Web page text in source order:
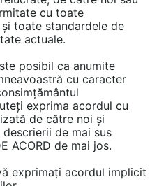
comandă
comun si
fiecare copil
comun pentru un
demers dificil, cu
la MAKEcreative si
care sa ii permita
cu toate
toate standardele de
actuale.
posibil ca anumite
cu caracter
exprima acordul cu
de către noi și
de mai sus
ACORD de mai jos.
exprimați acordul implicit